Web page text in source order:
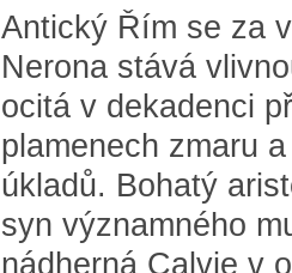
Antický Řím se za
Nerona stává
ocitá v dekadenci
plamenech zmaru
úkladů. Bohatý
syn významného
nádherná Calvie v